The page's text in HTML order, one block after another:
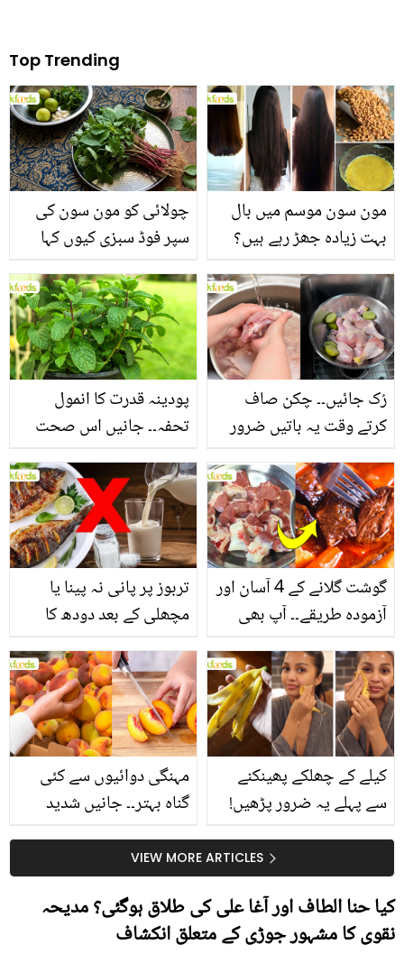
Top Trending
چولائی کو مون سون کی
سپر فوڈ سبزی کیوں کہا
جاتا ہے؟ جانیں وٹامنز،
منرلز اور اینٹی آکسیڈنٹس
سے بھرپور اس سبزی کے
فائدے
مون سون موسم میں بال
بہت زیادہ جھڑ رہے ہیں؟
جانیں بالوں کو مضبوط
بنانے کے چند قدرتی طریقے
پودینہ قدرت کا انمول
تحفہ۔۔ جانیں اس صحت
بخش پتوں کے 10 حیرت
انگیز طبی فوائد
رُک جائیں۔۔ چکن صاف
کرتے وقت یہ باتیں ضرور
یاد رکھیں
تربوز پر پانی نہ پینا یا
مچھلی کے بعد دودھ کا
استعمال۔۔ جانیں کھانوں
سے متعلق غلط فہمیوں کی
حقیقت کیا ہے اور افواہ
کیا؟
گوشت گلانے کے 4 آسان اور
آزمودہ طریقے۔۔ آپ بھی
جانیں انٹرنیشنل شیف کے
بتائے راز
مہنگی دوائیوں سے کئی
گناہ بہتر۔۔ جانیں شدید
گرمی کے موسم میں آڑو
کیوں کھانا چاہیے؟
کیلے کے چھلکے پھینکنے
سے پہلے یہ ضرور پڑھیں!
جلد کے 3 بڑے مسائل کا
سستا اور قدرتی حلVIEW MORE ARTICLES
کیا حنا الطاف اور آغا علی کی طلاق ہوگئی؟ مدیحہ
نقوی کا مشہور جوڑی کے متعلق انکشاف